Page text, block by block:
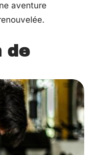
aventure
de